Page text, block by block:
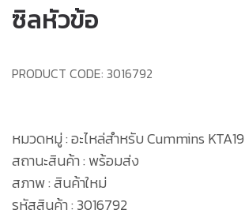
ซิลหัวข้อ
PRODUCT CODE: 3016792
หมวดหมู่ : อะไหล่สำหรับ Cummins KTA19
สถานะสินค้า : พร้อมส่ง
สภาพ : สินค้าใหม่
รหัสสินค้า : 3016792